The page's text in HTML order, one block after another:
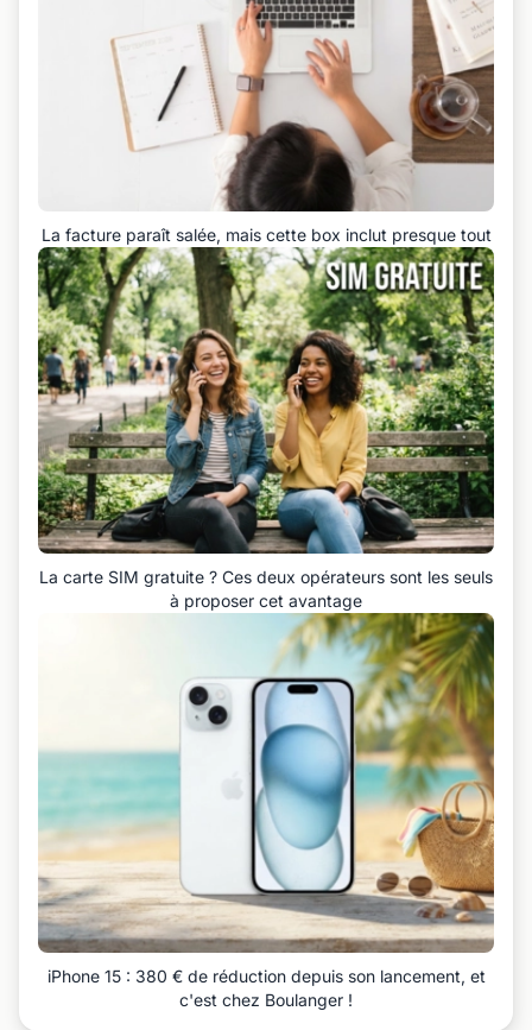
La facture paraît salée, mais cette box inclut presque tout
La carte SIM gratuite ? Ces deux opérateurs sont les seuls
à proposer cet avantage
iPhone 15 : 380 € de réduction depuis son lancement, et
c'est chez Boulanger !